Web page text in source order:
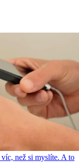
než si myslíte. A to